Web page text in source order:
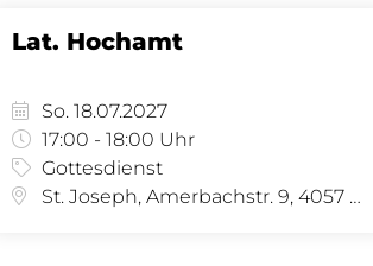
Lat. Hochamt
So. 18.07.2027
17:00 - 18:00 Uhr
Gottesdienst
St. Joseph, Amerbachstr. 9, 4057 Basel